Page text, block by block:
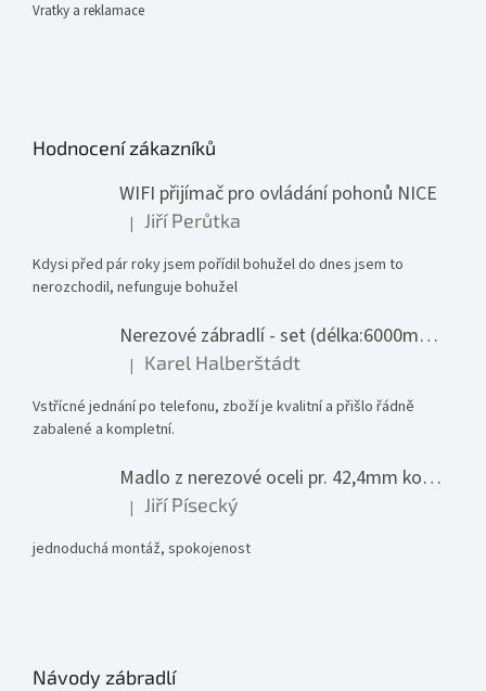
Vratky a reklamace
Hodnocení zákazníků
WIFI přijímač pro ovládání pohonů NICE
Hodnocení produktu je 1 z 5 hvězdiček.
| Jiří Perůtka
Kdysi před pár roky jsem pořídil bohužel do dnes jsem to
nerozchodil, nefunguje bohužel
Nerezové zábradlí - set (délka:6000mm x výška:1000mm)
Hodnocení produktu je 5 z 5 hvězdiček.
| Karel Halberštádt
Vstřícné jednání po telefonu, zboží je kvalitní a přišlo řádně
zabalené a kompletní.
Madlo z nerezové oceli pr. 42,4mm komplet - model 0116 - 3000mm
Hodnocení produktu je 5 z 5 hvězdiček.
| Jiří Písecký
jednoduchá montáž, spokojenost
Návody zábradlí